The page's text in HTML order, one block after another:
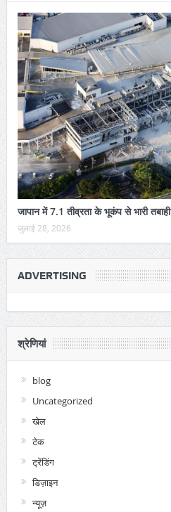
जापान में 7.1 तीव्रता के भूकंप से भारी तबाही
जुलाई 28, 2026
ADVERTISING
श्रेणियां
blog
Uncategorized
खेल
टेक
ट्रेंडिंग
डिज़ाइन
न्यूज़